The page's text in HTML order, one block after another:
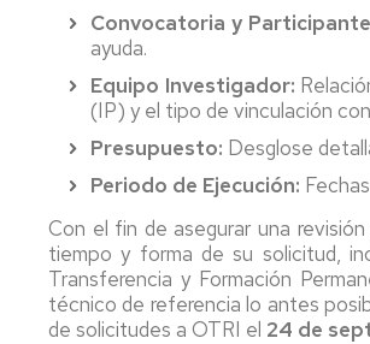
Convocatoria y
ayuda.
Equipo Investigador:
(IP) y el tipo de vinculación
Presupuesto: Desglose
Periodo de Ejecución:
Con el fin de asegurar una
tiempo y forma de su solicitud,
Transferencia y Formación
técnico de referencia lo antes
de solicitudes a OTRI el 24 de